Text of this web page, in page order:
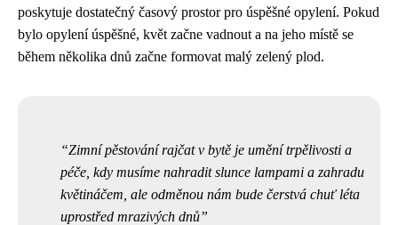
poskytuje dostatečný časový prostor pro úspěšné opylení. Pokud
bylo opylení úspěšné, květ začne vadnout a na jeho místě se
během několika dnů začne formovat malý zelený plod.
Zimní pěstování rajčat v bytě je umění trpělivosti a
péče, kdy musíme nahradit slunce lampami a zahradu
květináčem, ale odměnou nám bude čerstvá chuť léta
uprostřed mrazivých dnů